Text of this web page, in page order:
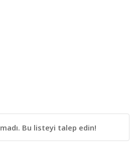
Bu listeyi talep edin!